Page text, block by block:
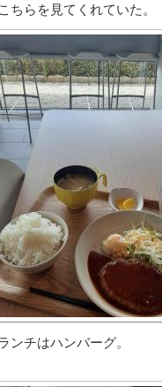
らを見てくれていた。
チはハンバーグ。